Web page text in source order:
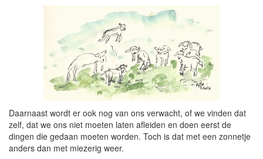
Daarnaast wordt er ook nog van ons verwacht, of we vinden dat
zelf, dat we ons niet moeten laten afleiden en doen eerst de
dingen die gedaan moeten worden. Toch is dat met een zonnetje
anders dan met miezerig weer.